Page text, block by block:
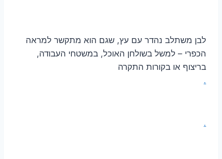
לבן משתלב נהדר עם עץ, שגם הוא מתקשר למראה
הכפרי – למשל בשולחן האוכל, במשטחי העבודה,
בריצוף או בקורות התקרה
.
.